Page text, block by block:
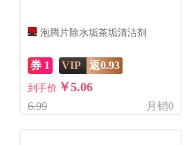
泡腾片除水垢茶垢清洁剂
券 1 VIP 返0.93
到手价 ￥5.06
6.99 月销0